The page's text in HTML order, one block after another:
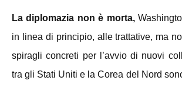
La diplomazia non è morta,
in linea di principio, alle trattative, ma
spiragli concreti per l’avvio di nuovi
tra gli Stati Uniti e la Corea del Nord